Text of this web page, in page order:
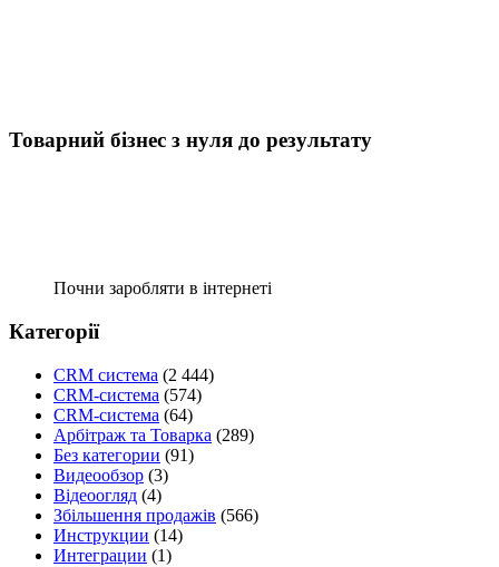
Товарний бізнес з нуля до результату
Почни заробляти в інтернеті
Категорії
CRM система (2 444)
CRM-система (574)
CRM-система (64)
Арбітраж та Товарка (289)
Без категории (91)
Видеообзор (3)
Відеоогляд (4)
Збільшення продажів (566)
Инструкции (14)
Интеграции (1)